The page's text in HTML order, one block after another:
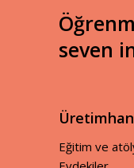
seven
Eğitim ve